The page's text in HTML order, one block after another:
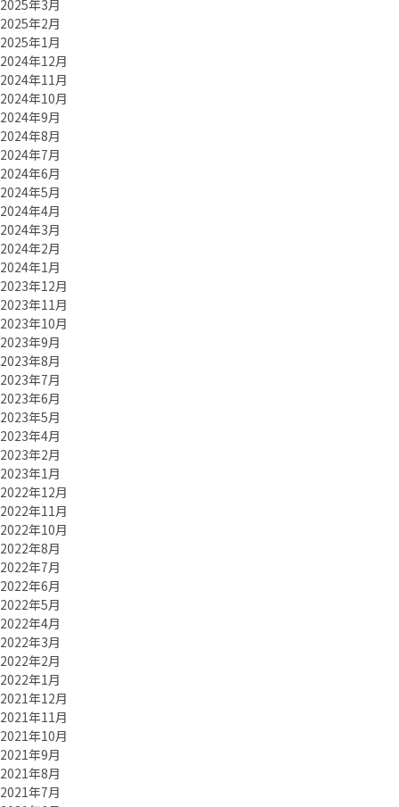
2025年3月
2025年2月
2025年1月
2024年12月
2024年11月
2024年10月
2024年9月
2024年8月
2024年7月
2024年6月
2024年5月
2024年4月
2024年3月
2024年2月
2024年1月
2023年12月
2023年11月
2023年10月
2023年9月
2023年8月
2023年7月
2023年6月
2023年5月
2023年4月
2023年2月
2023年1月
2022年12月
2022年11月
2022年10月
2022年8月
2022年7月
2022年6月
2022年5月
2022年4月
2022年3月
2022年2月
2022年1月
2021年12月
2021年11月
2021年10月
2021年9月
2021年8月
2021年7月